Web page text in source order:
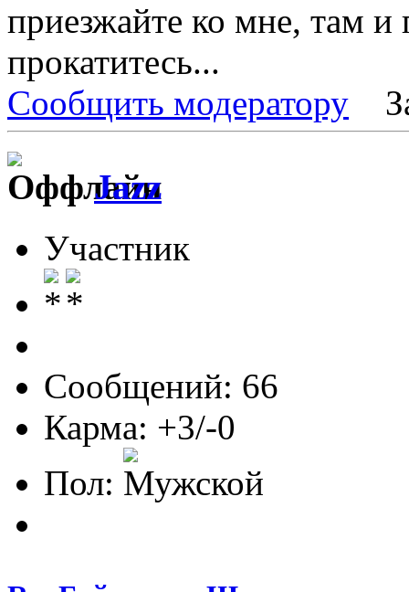
приезжайте ко мне, там
прокатитесь...
Сообщить модератору
Jazz
Участник
Сообщений: 66
Карма: +3/-0
Пол: